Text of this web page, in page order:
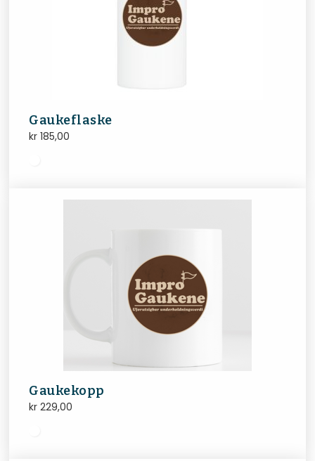
Gaukeflaske
kr 185,00
Gaukekopp
kr 229,00